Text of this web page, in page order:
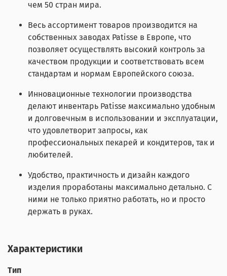
чем 50 стран мира.
Весь ассортимент товаров производится на
собственных заводах Patisse в Европе, что
позволяет осуществлять высокий контроль за
качеством продукции и соответствовать всем
стандартам и нормам Европейского союза.
Инновационные технологии производства
делают инвентарь Patisse максимально удобным
и долговечным в использовании и эксплуатации,
что удовлетворит запросы, как
профессиональных пекарей и кондитеров, так и
любителей.
Удобство, практичность и дизайн каждого
изделия проработаны максимально детально. С
ними не только приятно работать, но и просто
держать в руках.
Характеристики
Тип